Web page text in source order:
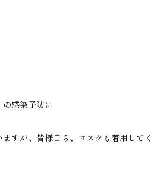
感染予防に
すが、皆様自ら、マスクも着用してく